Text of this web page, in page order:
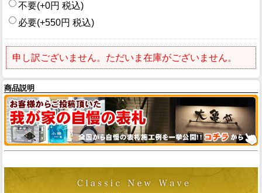
不要(+0円 税込)
必要(+550円 税込)
申し訳ございません。ただいま在庫がございません。
商品説明